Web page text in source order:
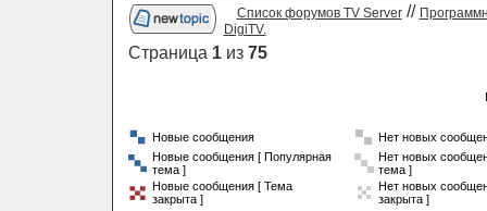
Список форумов TV Server//
DigiTV.
Страница 1из 75
Новые сообщения
Нет новых
Новые сообщения [ Популярная
тема ]
Нет новых
тема ]
Новые сообщения [ Тема
закрыта ]
Нет новых
закрыта ]